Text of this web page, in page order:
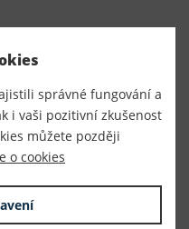
správné fungování a
i vaši pozitivní zkušenost
můžete později
o cookies